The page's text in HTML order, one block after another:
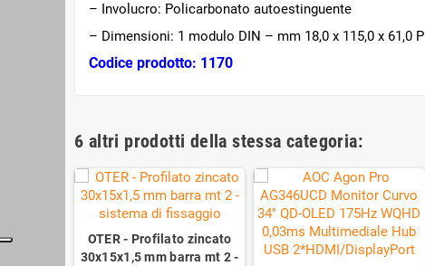
– Involucro: Policarbonato autoestinguente
– Dimensioni: 1 modulo DIN – mm 18,0 x 115,0 x 61,0 P
Codice prodotto: 1170
6 altri prodotti della stessa categoria:
OTER - Profilato zincato
30x15x1,5 mm barra mt 2 -